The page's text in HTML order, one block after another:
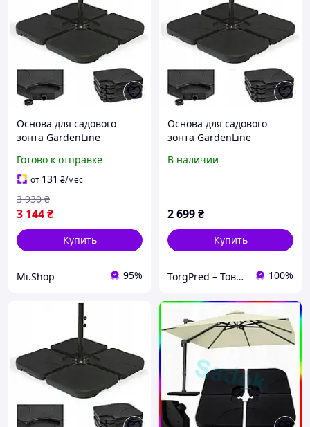
Основа для садового
зонта GardenLine
Готово к отправке
от 131 ₴/мес
3 144₴
3 930 ₴
Купить
Mi.Shop 95%
Основа для садового
зонта GardenLine
В наличии
2 699₴
Купить
TorgPred – Товары для дома, отдыха, купели на дровах и чаны карпатские в Украине 100%